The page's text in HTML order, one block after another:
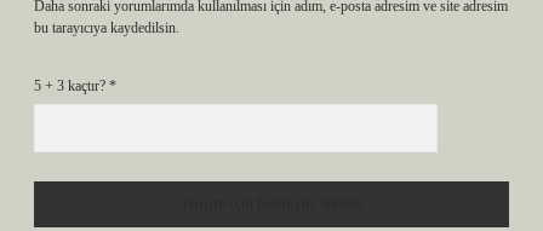
Daha sonraki yorumlarımda kullanılması için adım, e-posta adresim ve site adresim
bu tarayıcıya kaydedilsin.
5 + 3 kaçtır? *